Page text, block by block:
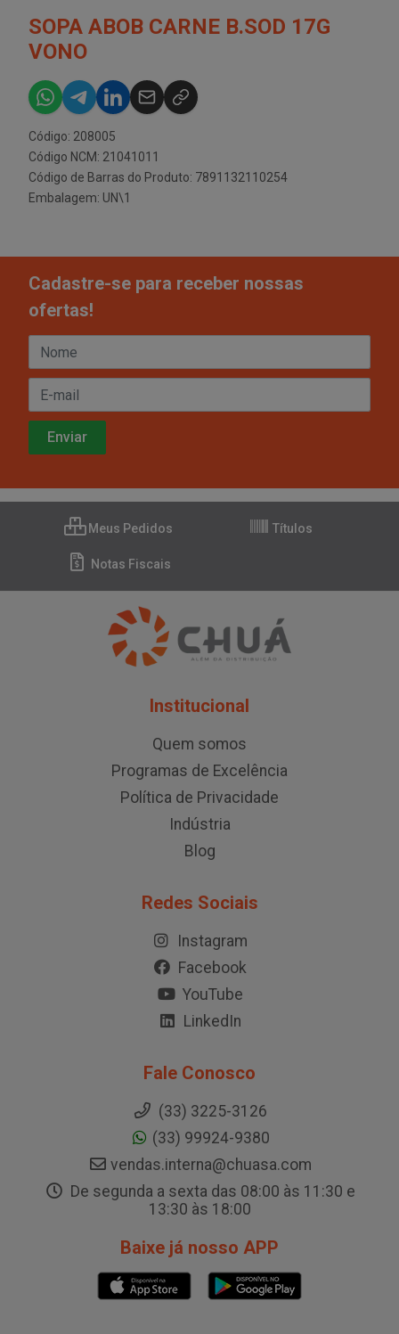
SOPA ABOB CARNE B.SOD 17G
VONO
Código: 208005
Código NCM: 21041011
Código de Barras do Produto: 7891132110254
Embalagem: UN\1
Cadastre-se para receber nossas
ofertas!
Meus Pedidos Títulos
Notas Fiscais
Institucional
Quem somos
Programas de Excelência
Política de Privacidade
Indústria
Blog
Redes Sociais
Instagram
Facebook
YouTube
LinkedIn
Fale Conosco
(33) 3225-3126
(33) 99924-9380
vendas.interna@chuasa.com
De segunda a sexta das 08:00 às 11:30 e
13:30 às 18:00
Baixe já nosso APP